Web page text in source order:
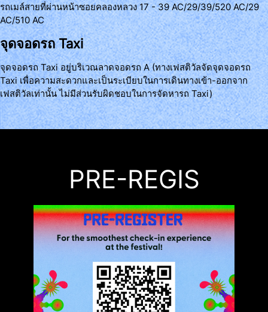
รถเมล์สายที่ผ่านหน้าซอยคลองหลวง 17 - 39 AC/29/39/520 AC/29
AC/510 AC
จุดจอดรถ Taxi
จุดจอดรถ Taxi อยู่บริเวณลาดจอดรถ A (ทางเฟสติวัลจัดจุดจอดรถ
Taxi เพื่อความสะดวกและเป็นระเบียบในการเดินทางเข้า-ออกจาก
เฟสติวัลเท่านั้น ไม่มีส่วนรับผิดชอบในการจัดหารถ Taxi)
PRE-REGIS